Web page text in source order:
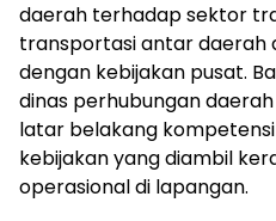
daerah terhadap sektor
transportasi antar daerah
dengan kebijakan pusat.
dinas perhubungan
latar belakang
kebijakan yang diambil
operasional di lapangan.